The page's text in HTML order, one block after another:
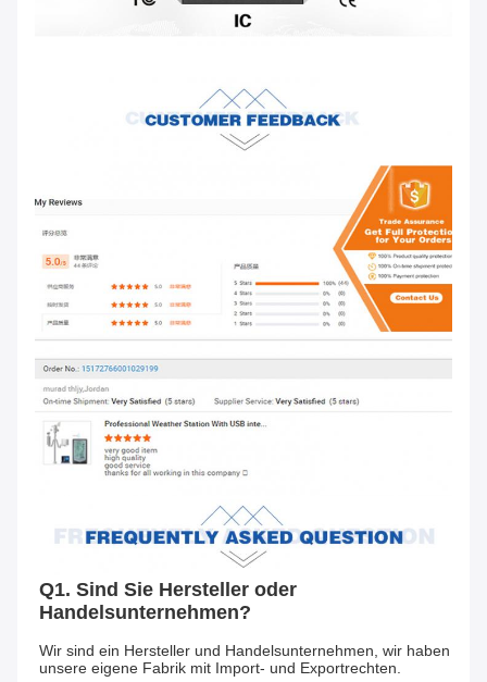
Q1. Sind Sie Hersteller oder
Handelsunternehmen?
Wir sind ein Hersteller und Handelsunternehmen, wir haben
unsere eigene Fabrik mit Import- und Exportrechten.